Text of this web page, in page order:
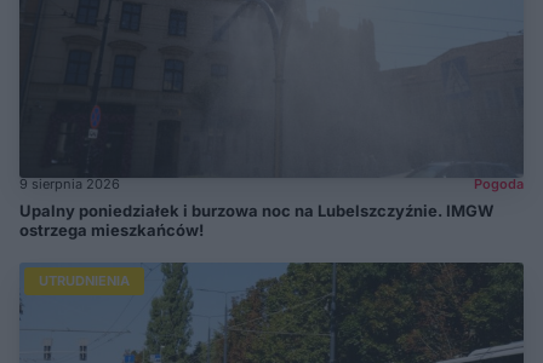
9 sierpnia 2026 Pogoda
Upalny poniedziałek i burzowa noc na Lubelszczyźnie. IMGW
ostrzega mieszkańców!
UTRUDNIENIA